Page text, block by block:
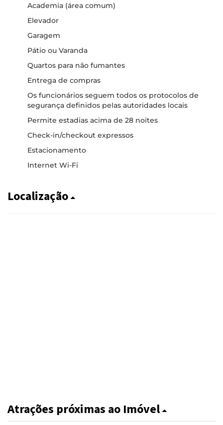
Academia (área comum)
Elevador
Garagem
Pátio ou Varanda
Quartos para não fumantes
Entrega de compras
Os funcionários seguem todos os protocolos de
segurança definidos pelas autoridades locais
Permite estadias acima de 28 noites
Check-in/checkout expressos
Estacionamento
Internet Wi-Fi
Localização
Atrações próximas ao Imóvel